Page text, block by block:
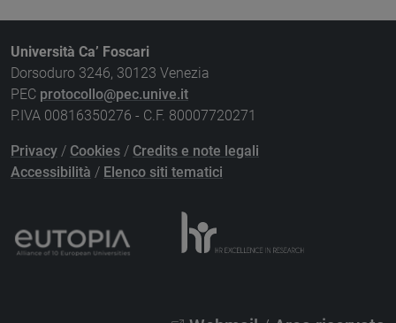
Università Ca’ Foscari
Dorsoduro 3246, 30123 Venezia
PEC protocollo@pec.unive.it
P.IVA 00816350276 - C.F. 80007720271
Privacy / Cookies / Credits e note legali
Accessibilità / Elenco siti tematici